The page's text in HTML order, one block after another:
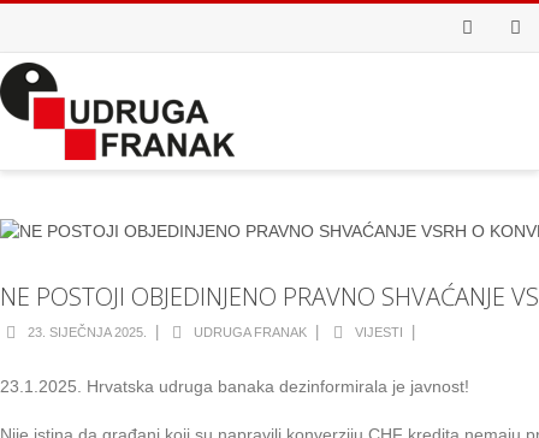
NE POSTOJI OBJEDINJENO PRAVNO SHVAĆANJE
23. SIJEČNJA 2025. UDRUGA FRANAK VIJESTI
23.1.2025. Hrvatska udruga banaka dezinformirala je javnost!